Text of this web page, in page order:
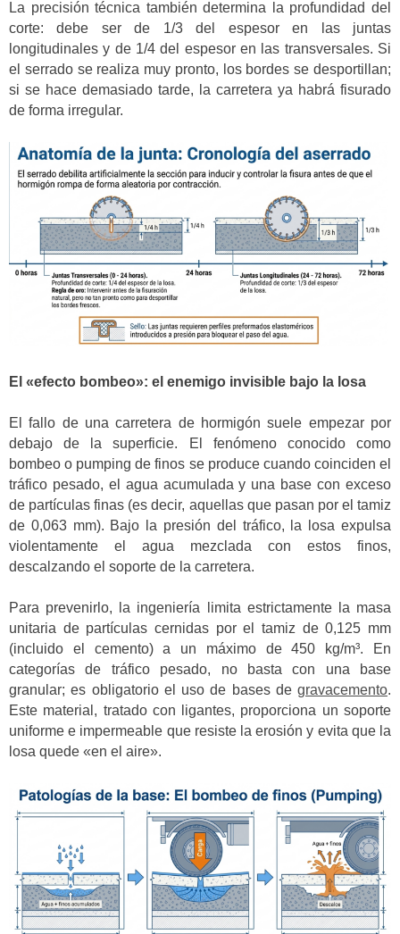
La precisión técnica también determina la profundidad del
corte: debe ser de 1/3 del espesor en las juntas
longitudinales y de 1/4 del espesor en las transversales. Si
el serrado se realiza muy pronto, los bordes se desportillan;
si se hace demasiado tarde, la carretera ya habrá fisurado
de forma irregular.
El «efecto bombeo»: el enemigo invisible bajo la losa
El fallo de una carretera de hormigón suele empezar por
debajo de la superficie. El fenómeno conocido como
bombeo o pumping de finos se produce cuando coinciden el
tráfico pesado, el agua acumulada y una base con exceso
de partículas finas (es decir, aquellas que pasan por el tamiz
de 0,063 mm). Bajo la presión del tráfico, la losa expulsa
violentamente el agua mezclada con estos finos,
descalzando el soporte de la carretera.
Para prevenirlo, la ingeniería limita estrictamente la masa
unitaria de partículas cernidas por el tamiz de 0,125 mm
(incluido el cemento) a un máximo de 450 kg/m³. En
categorías de tráfico pesado, no basta con una base
granular; es obligatorio el uso de bases de gravacemento.
Este material, tratado con ligantes, proporciona un soporte
uniforme e impermeable que resiste la erosión y evita que la
losa quede «en el aire».